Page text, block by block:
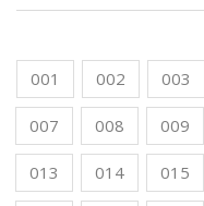
001 002 003
007 008 009
013 014 015